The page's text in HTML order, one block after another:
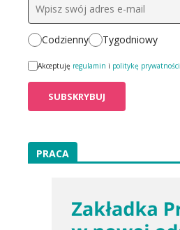
Codzienny Tygodniowy
Akceptuję regulamin i politykę prywatności
PRACA